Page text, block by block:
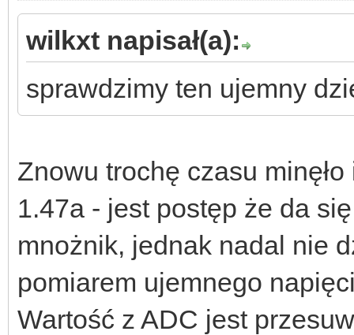
wilkxt napisał(a):
sprawdzimy ten ujemny
Znowu trochę czasu
1.47a - jest postęp że da
mnożnik, jednak nadal nie
pomiarem ujemnego
Wartość z ADC jest